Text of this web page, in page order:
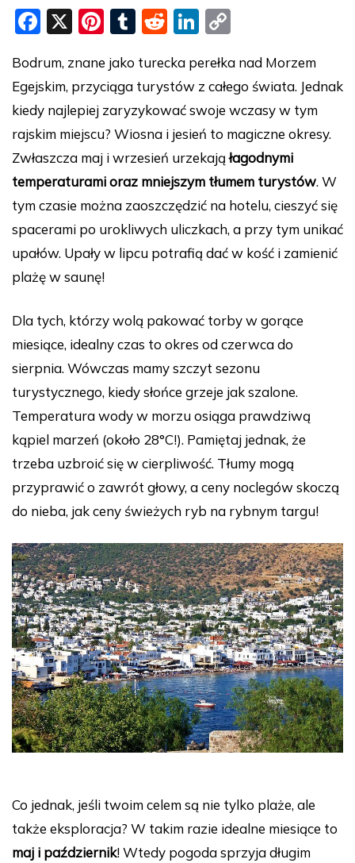
F
c
e
b
o
o
k
X
Pi
er
e
st
T
m
bl
r
R
d
di
t
Li
k
e
dI
n
p
y
Li
n
k
Bodrum, znane jako turecka perełka nad Morzem
Egejskim, przyciąga turystów z całego świata. Jednak
kiedy najlepiej zaryzykować swoje wczasy w tym
rajskim miejscu? Wiosna i jesień to magiczne okresy.
Zwłaszcza maj i wrzesień urzekająłagodnymi
temperaturami oraz mniejszym tłumem turystów. W
tym czasie można zaoszczędzić na hotelu, cieszyć się
spacerami po urokliwych uliczkach, a przy tym unikać
upałów. Upały w lipcu potrafią dać w kość i zamienić
plażę w saunę!
Dla tych, którzy wolą pakować torby w gorące
miesiące, idealny czas to okres od czerwca do
sierpnia. Wówczas mamy szczyt sezonu
turystycznego, kiedy słońce grzeje jak szalone.
Temperatura wody w morzu osiąga prawdziwą
kąpiel marzeń (około 28°C!). Pamiętaj jednak, że
trzeba uzbroić się w cierpliwość. Tłumy mogą
przyprawić o zawrót głowy, a ceny noclegów skoczą
do nieba, jak ceny świeżych ryb na rybnym targu!
Co jednak, jeśli twoim celem są nie tylko plaże, ale
także eksploracja? W takim razie idealne miesiące to
maj i październik! Wtedy pogoda sprzyja długim